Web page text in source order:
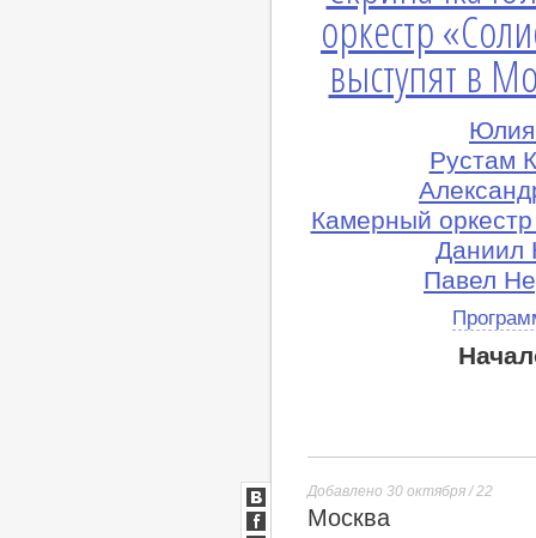
оркестр
выступят в
Юлия
Рустам
Камерный
Даниил
Павел
Добавлено 30 октября / 22
Москва
ВКонтакте